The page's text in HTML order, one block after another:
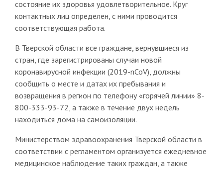
состояние их здоровья удовлетворительное. Круг
контактных лиц определен, с ними проводится
соответствующая работа.
В Тверской области все граждане, вернувшиеся из
стран, где зарегистрированы случаи новой
коронавирусной инфекции (2019-nCoV), должны
сообщить о месте и датах их пребывания и
возвращения в регион по телефону «горячей линии» 8-
800-333-93-72, а также в течение двух недель
находиться дома на самоизоляции.
Министерством здравоохранения Тверской области в
соответствии с регламентом организуется ежедневное
медицинское наблюдение таких граждан, а также